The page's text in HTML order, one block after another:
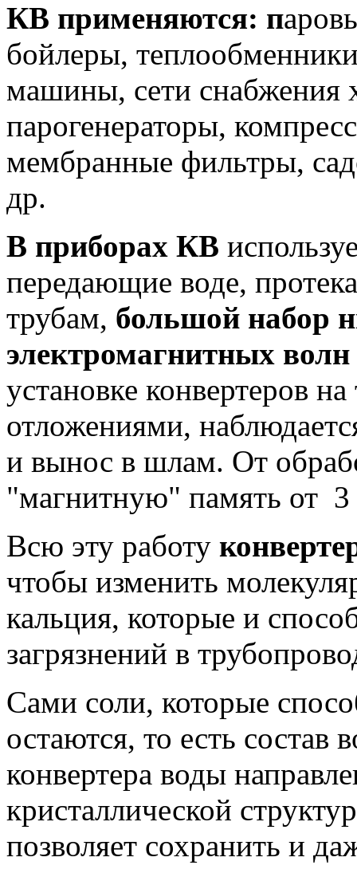
КВ применяются: п
бойлеры,
машины, сети снабжения
парогенераторы,
мембранные фильтры,
др.
В приборах КВ
передающие воде,
трубам, большой набор
электромагнитных волн
установке конвертеров
отложениями,
и вынос в шлам. От
"магнитную" память от 3
Всю эту работу
чтобы изменить
кальция, которые и
загрязнений в
Сами соли, которые
остаются, то есть состав
конвертера воды
кристаллической
позволяет сохранить и